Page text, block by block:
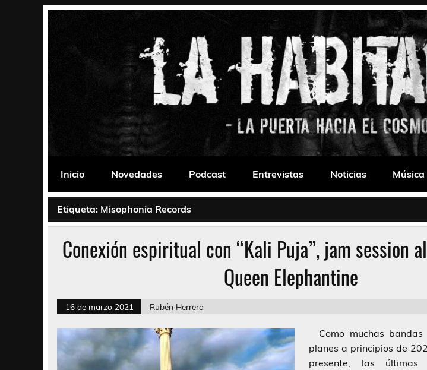
La Habitación 235
Inicio
Novedades Podcast Entrevistas Noticias Música
Etiqueta: Misophonia Records
Conexión espiritual con “Kali Puja”, jam session
Queen Elephantine
16 de marzo 2021 Rubén Herrera
Como muchas bandas
planes a principios de
presente, las últimas